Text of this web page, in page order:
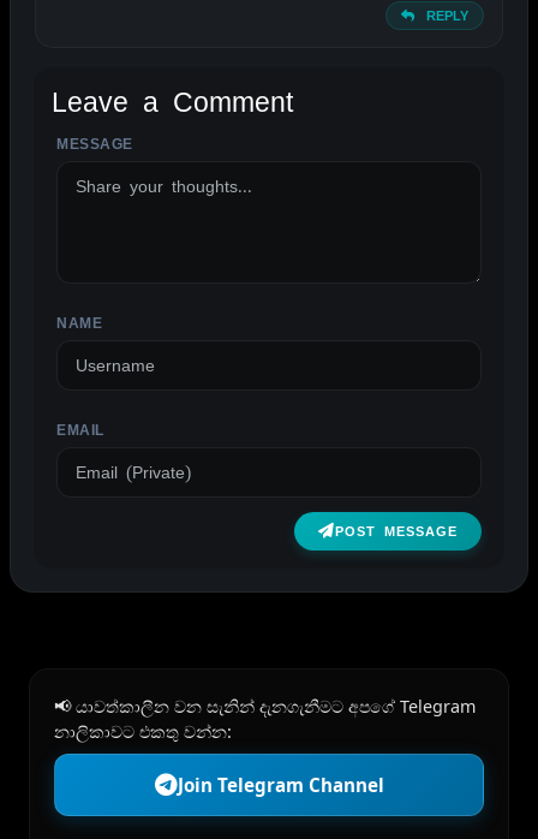
REPLY
Leave a Comment
MESSAGE
NAME
EMAIL
POST MESSAGE
ALTERNATIVE:
📢 යාවත්කාලීන වන සැනින් දැනගැනීමට අපගේ Telegram
නාලිකාවට එකතු වන්න:
Join Telegram Channel